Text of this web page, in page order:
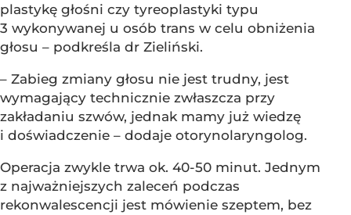
plastykę głośni czy tyreoplastyki typu
3 wykonywanej u osób trans w celu obniżenia
głosu – podkreśla dr Zieliński.
– Zabieg zmiany głosu nie jest trudny, jest
wymagający technicznie zwłaszcza przy
zakładaniu szwów, jednak mamy już wiedzę
i doświadczenie – dodaje otorynolaryngolog.
Operacja zwykle trwa ok. 40-50 minut. Jednym
z najważniejszych zaleceń podczas
rekonwalescencji jest mówienie szeptem, bez